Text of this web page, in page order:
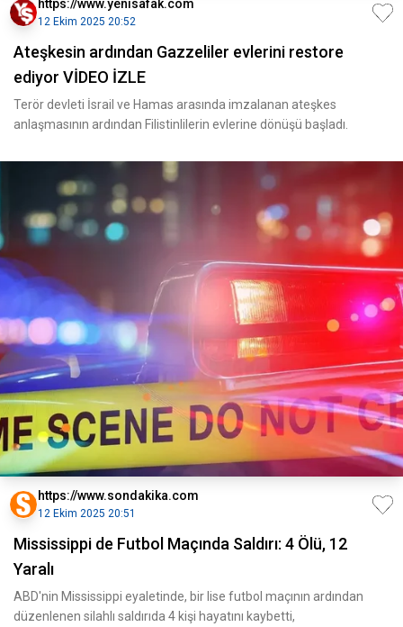
https://www.yenisafak.com
12 Ekim 2025 20:52
Ateşkesin ardından Gazzeliler evlerini restore
ediyor VİDEO İZLE
Terör devleti İsrail ve Hamas arasında imzalanan ateşkes
anlaşmasının ardından Filistinlilerin evlerine dönüşü başladı.
https://www.sondakika.com
12 Ekim 2025 20:51
Mississippi de Futbol Maçında Saldırı: 4 Ölü, 12
Yaralı
ABD'nin Mississippi eyaletinde, bir lise futbol maçının ardından
düzenlenen silahlı saldırıda 4 kişi hayatını kaybetti,